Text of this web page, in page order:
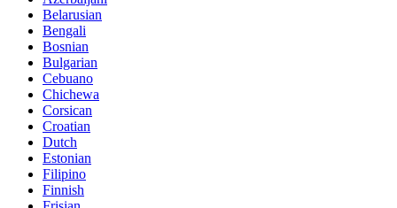
Belarusian
Bengali
Bosnian
Bulgarian
Cebuano
Chichewa
Corsican
Croatian
Dutch
Estonian
Filipino
Finnish